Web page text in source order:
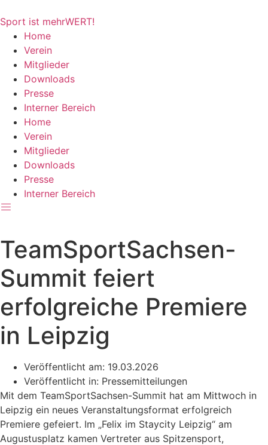
Inhalt
springen
Sport ist mehrWERT!
Home
Verein
Mitglieder
Downloads
Presse
Interner Bereich
Home
Verein
Mitglieder
Downloads
Presse
Interner Bereich
TeamSportSachsen-
Summit feiert
erfolgreiche Premiere
in Leipzig
Veröffentlicht am: 19.03.2026
Veröffentlicht in: Pressemitteilungen
Mit dem TeamSportSachsen-Summit hat am Mittwoch in
Leipzig ein neues Veranstaltungsformat erfolgreich
Premiere gefeiert. Im „Felix im Staycity Leipzig“ am
Augustusplatz kamen Vertreter aus Spitzensport,